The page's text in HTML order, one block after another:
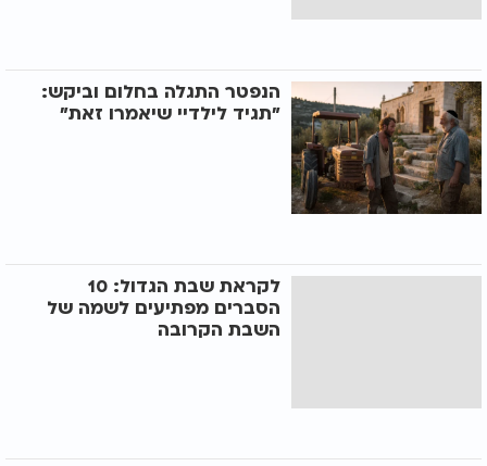
הנפטר התגלה בחלום וביקש:
"תגיד לילדיי שיאמרו זאת"
לקראת שבת הגדול: 10
הסברים מפתיעים לשמה של
השבת הקרובה